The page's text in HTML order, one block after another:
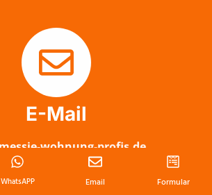
E-Mail
wohnung-profis.de
WhatsAPP Email Formular